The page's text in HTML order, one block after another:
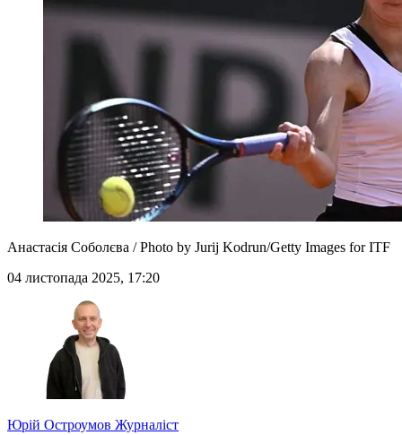
Анастасія Соболєва / Photo by Jurij Kodrun/Getty Images for ITF
04 листопада 2025, 17:20
Юрій Остроумов Журналіст